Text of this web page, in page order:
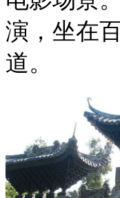
演，坐在
道。